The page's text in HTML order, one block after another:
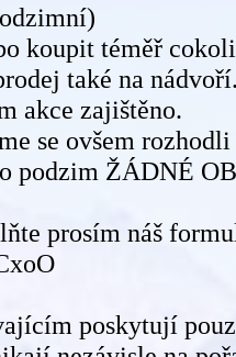
koupit téměř
také na
akce zajištěno.
se ovšem
podzim ŽÁDNÉ
prosím náš
poskytují